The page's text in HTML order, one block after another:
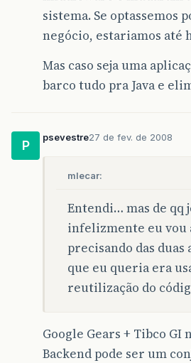
sistema. Se optassemos
negócio, estariamos até
Mas caso seja uma
barco tudo pra Java e
P
psevestre27 de fev. de 2008
mlecar:
Entendi… mas de qq
infelizmente eu vou
precisando das duas
que eu queria era
reutilização do
Google Gears + Tibco GI
Backend pode ser um